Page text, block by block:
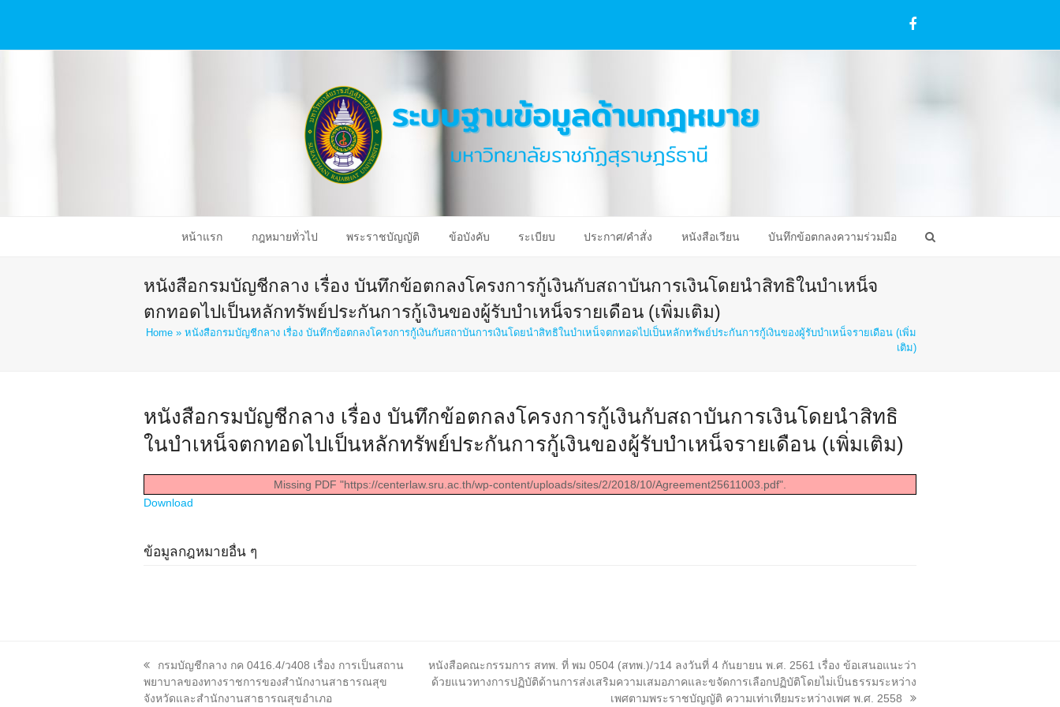
Facebook
หน้าแรก กฎหมายทั่วไป พระราชบัญญัติ ข้อบังคับ ระเบียบ ประกาศ/คำสั่ง หนังสือเวียน บันทึกข้อตกลงความร่วมมือ
หนังสือกรมบัญชีกลาง เรื่อง บันทึกข้อตกลงโครงการกู้เงินกับสถาบันการเงินโดยนำสิทธิในบำเหน็จ
ตกทอดไปเป็นหลักทรัพย์ประกันการกู้เงินของผู้รับบำเหน็จรายเดือน (เพิ่มเติม)
Home » หนังสือกรมบัญชีกลาง เรื่อง บันทึกข้อตกลงโครงการกู้เงินกับสถาบันการเงินโดยนำสิทธิในบำเหน็จตกทอดไปเป็นหลักทรัพย์ประกันการกู้เงินของผู้รับบำเหน็จรายเดือน (เพิ่ม
เติม)
หนังสือกรมบัญชีกลาง เรื่อง บันทึกข้อตกลงโครงการกู้เงินกับสถาบันการเงินโดยนำสิทธิ
ในบำเหน็จตกทอดไปเป็นหลักทรัพย์ประกันการกู้เงินของผู้รับบำเหน็จรายเดือน (เพิ่มเติม)
Missing PDF "https://centerlaw.sru.ac.th/wp-content/uploads/sites/2/2018/10/Agreement25611003.pdf".
Download
ข้อมูลกฎหมายอื่น ๆ
previous
post:
กรมบัญชีกลาง กค 0416.4/ว408 เรื่อง การเป็นสถาน
พยาบาลของทางราชการของสำนักงานสาธารณสุข
จังหวัดและสำนักงานสาธารณสุขอำเภอ
next
post:
หนังสือคณะกรรมการ สทพ. ที่ พม 0504 (สทพ.)/ว14 ลงวันที่ 4 กันยายน พ.ศ. 2561 เรื่อง ข้อเสนอแนะว่า
ด้วยแนวทางการปฏิบัติด้านการส่งเสริมความเสมอภาคและขจัดการเลือกปฏิบัติโดยไม่เป็นธรรมระหว่าง
เพศตามพระราชบัญญัติ ความเท่าเทียมระหว่างเพศ พ.ศ. 2558